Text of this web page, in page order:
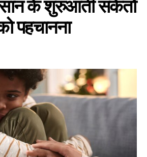
के शुरुआती संकेतों
पहचानना